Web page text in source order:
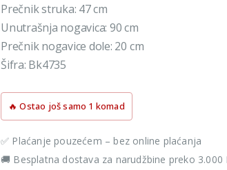
Prečnik struka: 47 cm
Unutrašnja nogavica: 90 cm
Prečnik nogavice dole: 20 cm
Šifra: Bk4735
🔥 Ostao još samo 1 komad
✅ Plaćanje pouzećem – bez online plaćanja
🚚 Besplatna dostava za narudžbine preko 3.000